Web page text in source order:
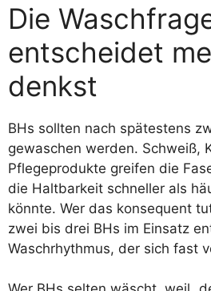
Die
entscheidet
denkst
BHs sollten nach spätestens
gewaschen werden. Schweiß,
Pflegeprodukte greifen die
die Haltbarkeit schneller als
könnte. Wer das konsequent
zwei bis drei BHs im Einsatz
Waschrhythmus, der sich fast